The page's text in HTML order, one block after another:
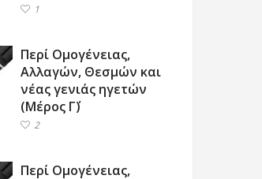
1
Περί Ομογένειας,
Αλλαγών, Θεσμών και
νέας γενιάς ηγετών
(Μέρος Γ΄)
2
Περί Ομογένειας,